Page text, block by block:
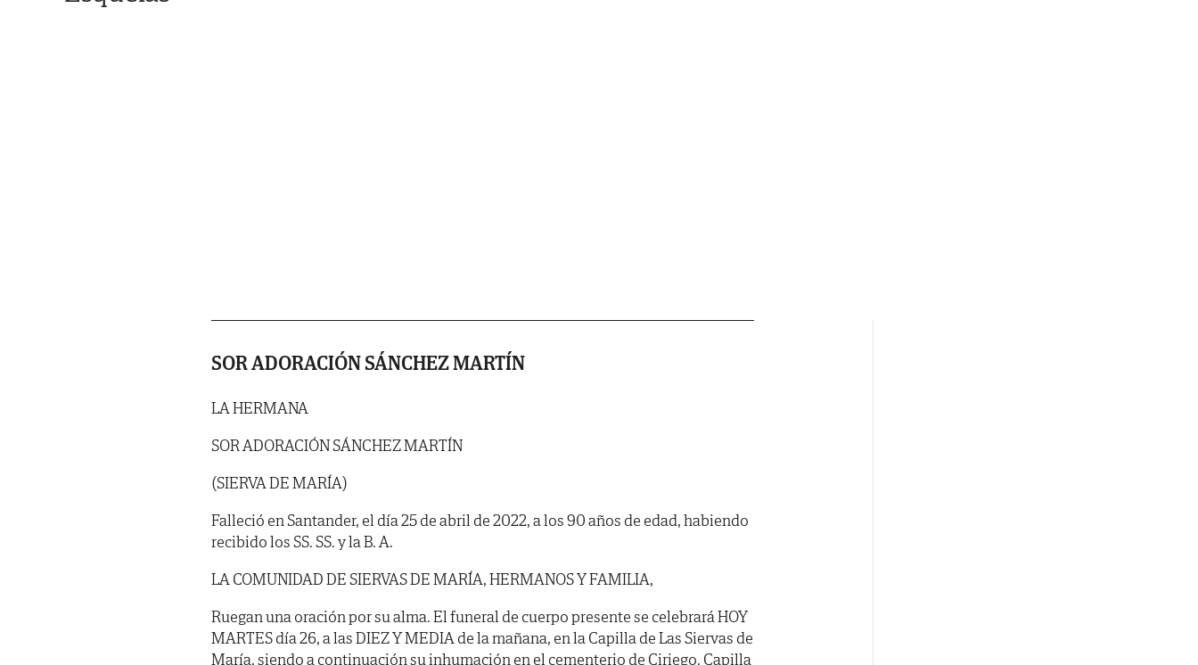
SOR ADORACIÓN SÁNCHEZ MARTÍN
LA HERMANA
SOR ADORACIÓN SÁNCHEZ MARTÍN
(SIERVA DE MARÍA)
Falleció en Santander, el día 25 de abril de 2022, a los 90 años de edad, habiendo
recibido los SS. SS. y la B. A.
LA COMUNIDAD DE SIERVAS DE MARÍA, HERMANOS Y FAMILIA,
Ruegan una oración por su alma. El funeral de cuerpo presente se celebrará HOY
MARTES día 26, a las DIEZ Y MEDIA de la mañana, en la Capilla de Las Siervas de
María, siendo a continuación su inhumación en el cementerio de Ciriego. Capilla